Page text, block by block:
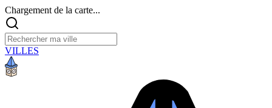
Chargement de la carte...
VILLES